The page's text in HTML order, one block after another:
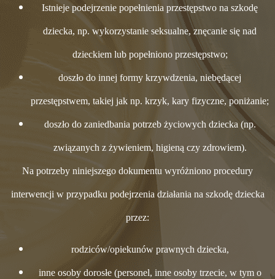
Istnieje podejrzenie popełnienia przestępstwo na szkodę
dziecka, np. wykorzystanie seksualne, znęcanie się nad
dzieckiem lub popełniono przestępstwo;
doszło do innej formy krzywdzenia, niebędącej
przestępstwem, takiej jak np. krzyk, kary fizyczne, poniżanie;
doszło do zaniedbania potrzeb życiowych dziecka (np.
związanych z żywieniem, higieną czy zdrowiem).
Na potrzeby niniejszego dokumentu wyróżniono procedury
interwencji w przypadku podejrzenia działania na szkodę dziecka
przez:
rodziców/opiekunów prawnych dziecka,
inne osoby dorosłe (personel, inne osoby trzecie, w tym o